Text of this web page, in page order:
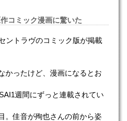
コミック漫画に驚いた
ントラヴのコミック版が掲載
かったけど、漫画になるとお
週間にずっと連載されてい
。佳音が殉也さんの前から姿